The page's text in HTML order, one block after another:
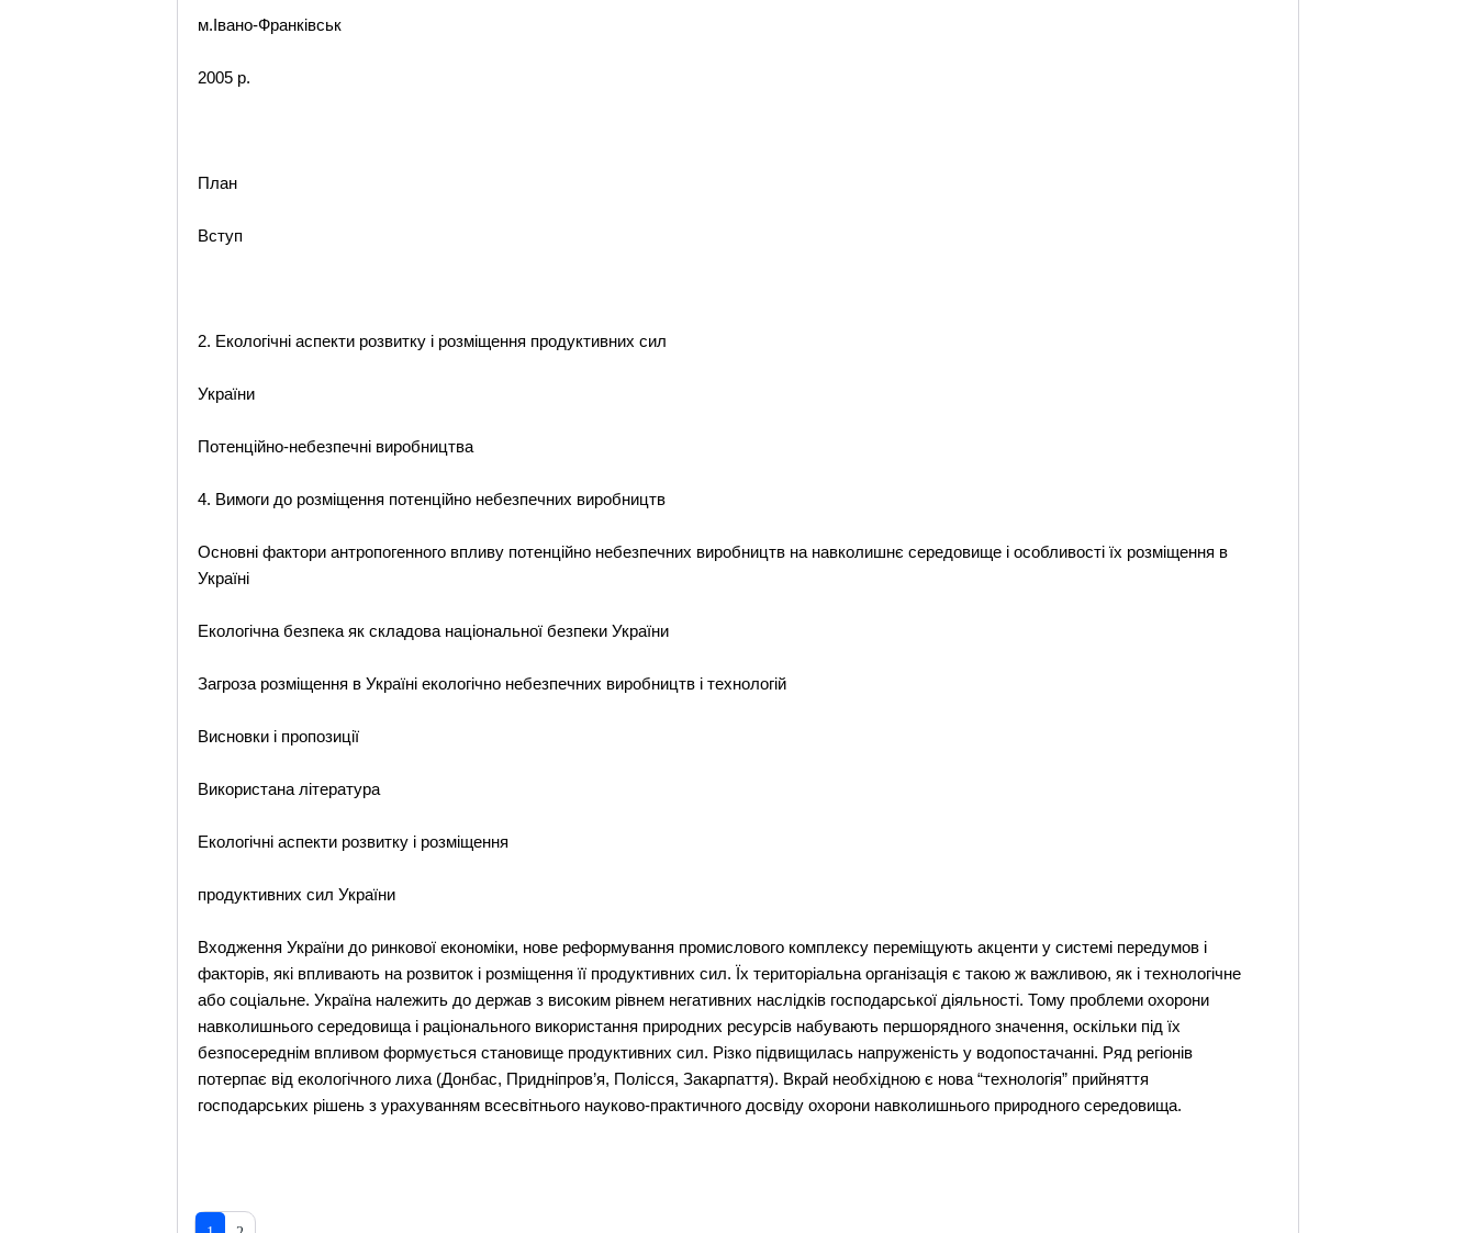
м.Івано-Франківськ
2005 р.
План
Вступ
2. Екологічні аспекти розвитку і розміщення продуктивних сил
України
Потенційно-небезпечні виробництва
4. Вимоги до розміщення потенційно небезпечних виробництв
Основні фактори антропогенного впливу потенційно небезпечних виробництв на навколишнє середовище і особливості їх розміщення в
Україні
Екологічна безпека як складова національної безпеки України
Загроза розміщення в Україні екологічно небезпечних виробництв і технологій
Висновки і пропозиції
Використана література
Екологічні аспекти розвитку і розміщення
продуктивних сил України
Входження України до ринкової економіки, нове реформування промислового комплексу переміщують акценти у системі передумов і
факторів, які впливають на розвиток і розміщення її продуктивних сил. Їх територіальна організація є такою ж важливою, як і технологічне
або соціальне. Україна належить до держав з високим рівнем негативних наслідків господарської діяльності. Тому проблеми охорони
навколишнього середовища і раціонального використання природних ресурсів набувають першорядного значення, оскільки під їх
безпосереднім впливом формується становище продуктивних сил. Різко підвищилась напруженість у водопостачанні. Ряд регіонів
потерпає від екологічного лиха (Донбас, Придніпров’я, Полісся, Закарпаття). Вкрай необхідною є нова “технологія” прийняття
господарських рішень з урахуванням всесвітнього науково-практичного досвіду охорони навколишнього природного середовища.